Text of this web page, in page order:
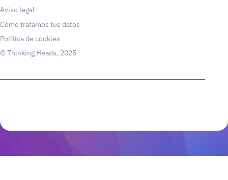
Aviso legal
Cómo tratamos tus datos
Política de cookies
© Thinking Heads, 2025